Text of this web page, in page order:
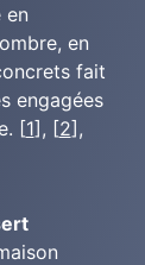
en
en
fait
engagées
[1], [2],